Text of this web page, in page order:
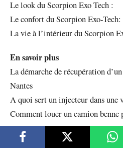
Le look du Scorpion Exo Tech :
Le confort du Scorpion Exo-Tech:
La vie à l’intérieur du Scorpion
En savoir plus
La démarche de récupération
Nantes
A quoi sert un injecteur dans une
Comment louer un camion benne